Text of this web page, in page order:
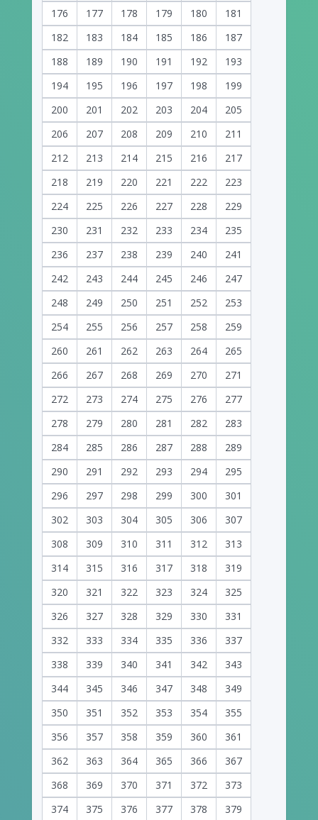
176
177 178 179 180
181
182
183 184 185 186
187
188
189 190 191 192
193
194
195 196 197 198
199
200
201 202 203 204
205
206
207 208 209 210
211
212
213 214 215 216
217
218
219 220 221 222
223
224
225 226 227 228
229
230
231 232 233 234
235
236
237 238 239 240
241
242
243 244 245 246
247
248
249 250 251 252
253
254
255 256 257 258
259
260
261 262 263 264
265
266
267 268 269 270
271
272
273 274 275 276
277
278
279 280 281 282
283
284
285 286 287 288
289
290
291 292 293 294
295
296
297 298 299 300
301
302
303 304 305 306
307
308
309 310 311 312
313
314
315 316 317 318
319
320
321 322 323 324
325
326
327 328 329 330
331
332
333 334 335 336
337
338
339 340 341 342
343
344
345 346 347 348
349
350
351 352 353 354
355
356
357 358 359 360
361
362
363 364 365 366
367
368
369 370 371 372
373
374
375 376 377 378 379